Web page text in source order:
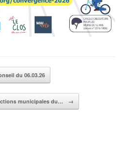
du 06.03.26
municipales du… →